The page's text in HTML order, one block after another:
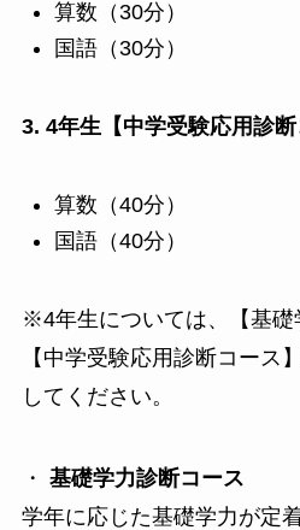
算数（30分）
国語（30分）
3. 4年生【中学受験応用診断
算数（40分）
国語（40分）
※4年生については、【基礎
【中学受験応用診断コース
してください。
・ 基礎学力診断コース
学年に応じた基礎学力が定